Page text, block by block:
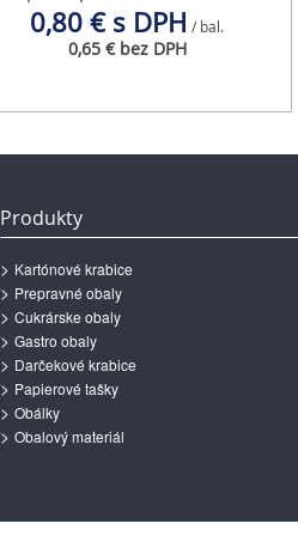
0,80 € s DPH / bal.
0,65 € bez DPH
Produkty
Kartónové krabice
Prepravné obaly
Cukrárske obaly
Gastro obaly
Darčekové krabice
Papierové tašky
Obálky
Obalový materiál